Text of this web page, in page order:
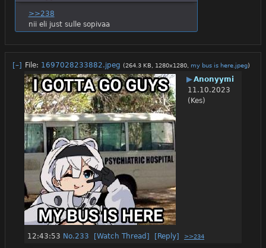
>>238
nii eli just sulle sopivaa
[–] File: 1697028233882.jpeg (264.3 KB, 1280x1280, my bus is here.jpeg)
▶Anonyymi
11.10.2023
(Kes)
12:43:53 No.233 [Watch Thread] [Reply] >>234